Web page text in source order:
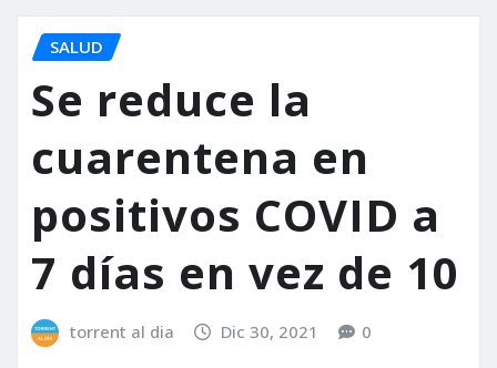
SALUD
Se reduce la
cuarentena en
positivos COVID a
7 días en vez de 10
torrent al dia Dic 30, 2021 0